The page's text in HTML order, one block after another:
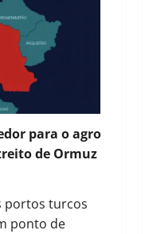
para o agro
de Ormuz
portos turcos
ponto de